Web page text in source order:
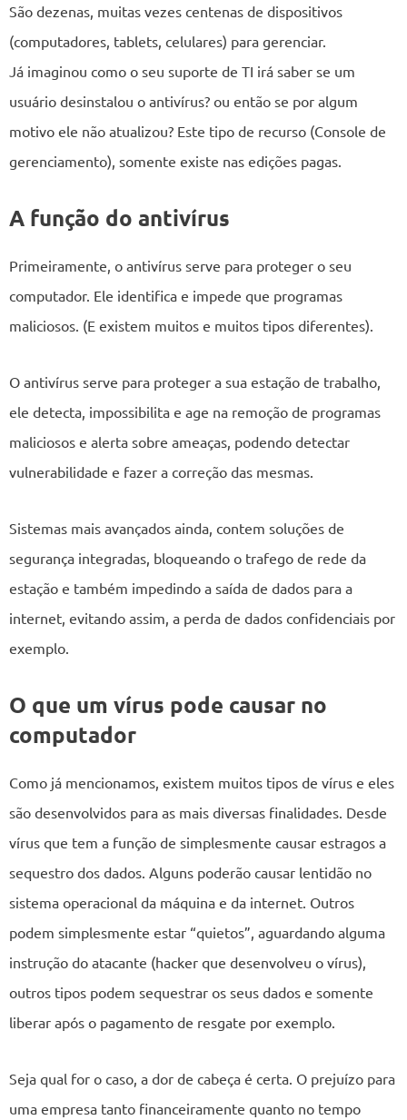
São dezenas, muitas vezes centenas de dispositivos
(computadores, tablets, celulares) para gerenciar.
Já imaginou como o seu suporte de TI irá saber se um
usuário desinstalou o antivírus? ou então se por algum
motivo ele não atualizou? Este tipo de recurso (Console de
gerenciamento), somente existe nas edições pagas.
A função do antivírus
Primeiramente, o antivírus serve para proteger o seu
computador. Ele identifica e impede que programas
maliciosos. (E existem muitos e muitos tipos diferentes).
O antivírus serve para proteger a sua estação de trabalho,
ele detecta, impossibilita e age na remoção de programas
maliciosos e alerta sobre ameaças, podendo detectar
vulnerabilidade e fazer a correção das mesmas.
Sistemas mais avançados ainda, contem soluções de
segurança integradas, bloqueando o trafego de rede da
estação e também impedindo a saída de dados para a
internet, evitando assim, a perda de dados confidenciais por
exemplo.
O que um vírus pode causar no
computador
Como já mencionamos, existem muitos tipos de vírus e eles
são desenvolvidos para as mais diversas finalidades. Desde
vírus que tem a função de simplesmente causar estragos a
sequestro dos dados. Alguns poderão causar lentidão no
sistema operacional da máquina e da internet. Outros
podem simplesmente estar “quietos”, aguardando alguma
instrução do atacante (hacker que desenvolveu o vírus),
outros tipos podem sequestrar os seus dados e somente
liberar após o pagamento de resgate por exemplo.
Seja qual for o caso, a dor de cabeça é certa. O prejuízo para
uma empresa tanto financeiramente quanto no tempo